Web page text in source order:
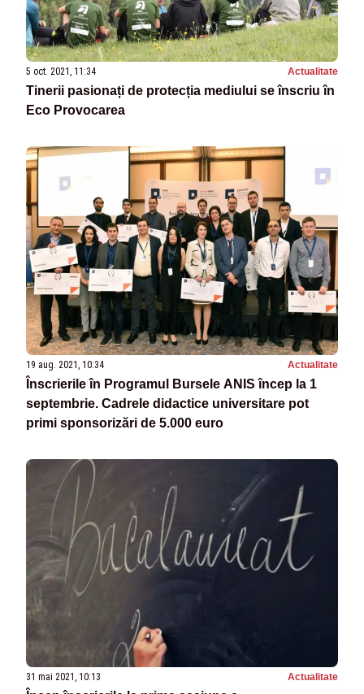
5 oct. 2021, 11:34 Actualitate
Tinerii pasionați de protecția mediului se înscriu în
Eco Provocarea
19 aug. 2021, 10:34 Actualitate
Înscrierile în Programul Bursele ANIS încep la 1
septembrie. Cadrele didactice universitare pot
primi sponsorizări de 5.000 euro
31 mai 2021, 10:13 Actualitate